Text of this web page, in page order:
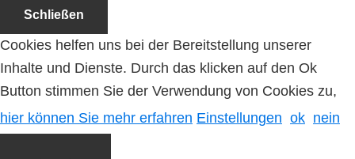
Schließen
Cookies helfen uns bei der Bereitstellung unserer
Inhalte und Dienste. Durch das klicken auf den Ok
Button stimmen Sie der Verwendung von Cookies zu,
hier können Sie mehr erfahren Einstellungen ok nein